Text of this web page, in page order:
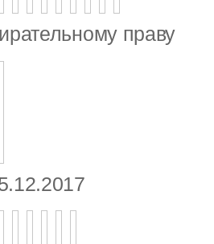
праву